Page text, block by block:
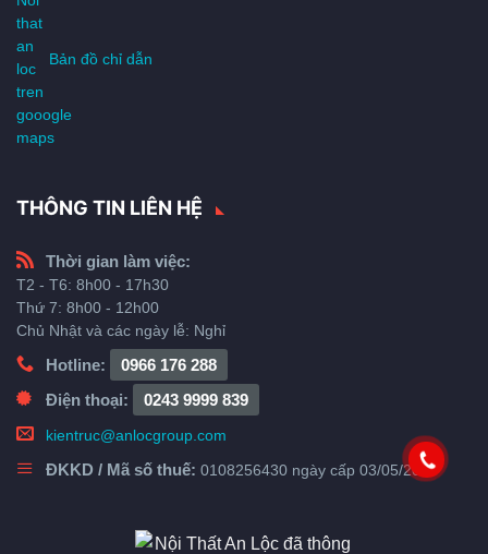
Bản đồ chỉ dẫn
THÔNG TIN LIÊN HỆ
Thời gian làm việc:
T2 - T6: 8h00 - 17h30
Thứ 7: 8h00 - 12h00
Chủ Nhật và các ngày lễ: Nghỉ
Hotline:
0966 176 288
Điện thoại:
0243 9999 839
kientruc@anlocgroup.com
ĐKKD / Mã số thuế: 0108256430 ngày cấp 03/05/2018